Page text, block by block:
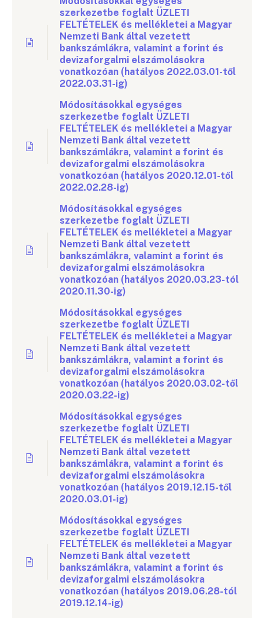
szerkezetbe foglalt ÜZLETI
FELTÉTELEK és mellékletei a Magyar
Nemzeti Bank által vezetett
bankszámlákra, valamint a forint és
devizaforgalmi elszámolásokra
vonatkozóan (hatályos 2022.03.01-től
2022.03.31-ig)
Módosításokkal egységes
szerkezetbe foglalt ÜZLETI
FELTÉTELEK és mellékletei a Magyar
Nemzeti Bank által vezetett
bankszámlákra, valamint a forint és
devizaforgalmi elszámolásokra
vonatkozóan (hatályos 2020.12.01-től
2022.02.28-ig)
Módosításokkal egységes
szerkezetbe foglalt ÜZLETI
FELTÉTELEK és mellékletei a Magyar
Nemzeti Bank által vezetett
bankszámlákra, valamint a forint és
devizaforgalmi elszámolásokra
vonatkozóan (hatályos 2020.03.23-tól
2020.11.30-ig)
Módosításokkal egységes
szerkezetbe foglalt ÜZLETI
FELTÉTELEK és mellékletei a Magyar
Nemzeti Bank által vezetett
bankszámlákra, valamint a forint és
devizaforgalmi elszámolásokra
vonatkozóan (hatályos 2020.03.02-től
2020.03.22-ig)
Módosításokkal egységes
szerkezetbe foglalt ÜZLETI
FELTÉTELEK és mellékletei a Magyar
Nemzeti Bank által vezetett
bankszámlákra, valamint a forint és
devizaforgalmi elszámolásokra
vonatkozóan (hatályos 2019.12.15-től
2020.03.01-ig)
Módosításokkal egységes
szerkezetbe foglalt ÜZLETI
FELTÉTELEK és mellékletei a Magyar
Nemzeti Bank által vezetett
bankszámlákra, valamint a forint és
devizaforgalmi elszámolásokra
vonatkozóan (hatályos 2019.06.28-tól
2019.12.14-ig)